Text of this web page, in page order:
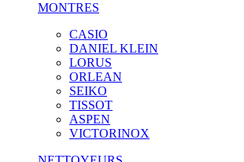
MONTRES
CASIO
DANIEL KLEIN
LORUS
ORLEAN
SEIKO
TISSOT
ASPEN
VICTORINOX